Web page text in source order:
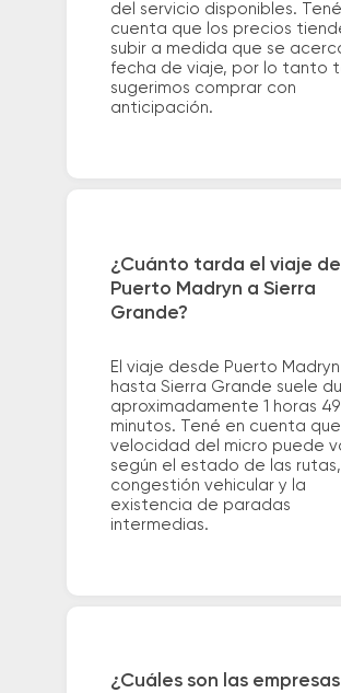
del servicio disponibles.
cuenta que los precios
subir a medida que se
fecha de viaje, por lo tanto
sugerimos comprar con
anticipación.
¿Cuánto tarda el viaje
Puerto Madryn a Sierra
Grande?
El viaje desde Puerto Madryn
hasta Sierra Grande suele
aproximadamente 1 horas 49
minutos. Tené en cuenta
velocidad del micro puede
según el estado de las
congestión vehicular y la
existencia de paradas
intermedias.
¿Cuáles son las